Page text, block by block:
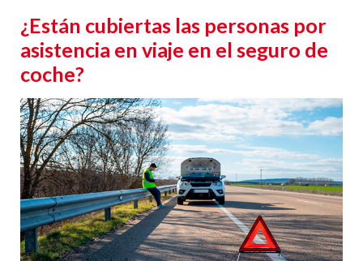
¿Están cubiertas las personas por
asistencia en viaje en el seguro de
coche?